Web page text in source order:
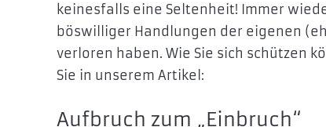
keinesfalls eine Seltenheit! Immer
böswilliger Handlungen der eigenen
verloren haben. Wie Sie sich schützen
Sie in unserem Artikel:
Aufbruch zum „Einbruch“